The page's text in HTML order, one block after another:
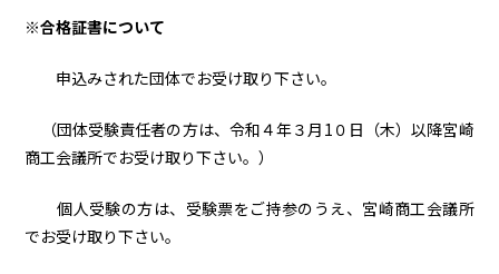
※合格証書について
申込みされた団体でお受け取り下さい。
（団体受験責任者の方は、 令和４年３月1０日（木）以降宮崎
商工会議所でお受け取り下さい。）
個人受験の方は、受験票をご持参のうえ、宮崎商工会議所
でお受け取り下さい。